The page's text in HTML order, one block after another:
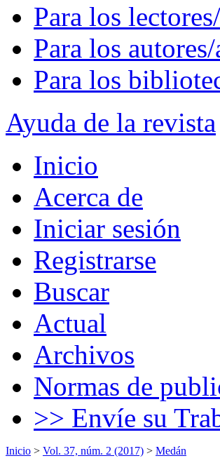
Para los
Para los autores/
Para los
Ayuda de la revista
Inicio
Acerca de
Iniciar sesión
Registrarse
Buscar
Actual
Archivos
Normas de
>> Envíe su
Inicio > Vol. 37, núm. 2 (2017) > Medán